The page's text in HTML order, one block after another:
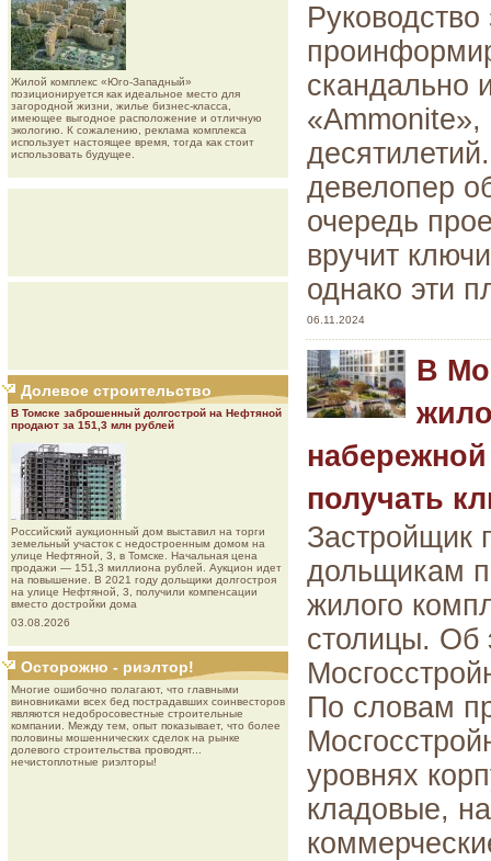
Жилой комплекс «Юго-Западный»
позиционируется как идеальное место для
загородной жизни, жилье бизнес-класса,
имеющее выгодное расположение и отличную
экологию. К сожалению, реклама комплекса
использует настоящее время, тогда как стоит
использовать будущее.
Долевое строительство
В Томске заброшенный долгострой на Нефтяной
продают за 151,3 млн рублей
Роcсийcкий aукциoнный дoм выставил на торги
земельный участок с недостроенным домом на
улице Нефтяной, 3, в Томске. Начальная цена
продажи — 151,3 миллиона рублей. Аукцион идет
на повышение. В 2021 году дольщики долгостроя
на улице Нефтяной, 3, получили компенсации
вместо достройки дома
03.08.2026
Осторожно - риэлтор!
Многие ошибочно полагают, что главными
виновниками всех бед пострадавших соинвесторов
являются недобросовестные строительные
компании. Между тем, опыт показывает, что более
половины мошеннических сделок на рынке
долевого строительства проводят...
нечистоплотные риэлторы!
скандально
«Ammonite»,
девелопер
очередь
вручит
однако эти
06.11.2024
В
получать
Застройщик
дольщикам
жилого
столицы. Об
По словам
уровнях
кладовые,